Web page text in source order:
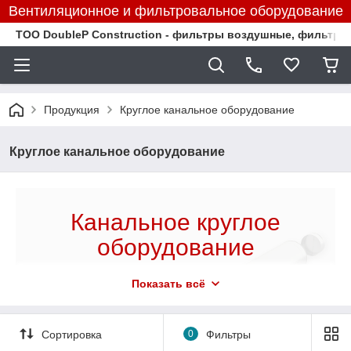
Вентиляционное и фильтровальное оборудование
TOO DoubleP Construction - фильтры воздушные,
Продукция Круглое канальное оборудование
Круглое канальное оборудование
Канальное круглое
оборудование
Широкий ассортимент канального круглого
шумоглушители, обратные клапаны, хомута и многое
Показать всё
Сортировка 0 Фильтры